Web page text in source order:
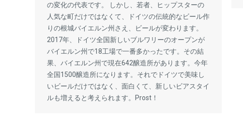
の変化の代表です。 しかし、若者、ヒップスターの
人気な町だけではなくて、ドイツの伝統的なビール作
りの根城バイエルン州さえ、ビールが変わります。
2017年、ドイツ全国新しいブルワリーのオープンが
バイエルン州で18工場で一番多かったです。その結
果、バイエルン州で現在642醸造所があります。今年
全国1500醸造所になります。それでドイツで美味し
いビールだけではなく、面白くて、新しいビアスタイ
ルも増えると考えられます。Prost！